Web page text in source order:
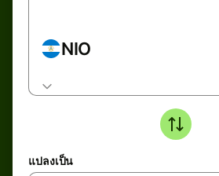
NIO
แปลงเป็น